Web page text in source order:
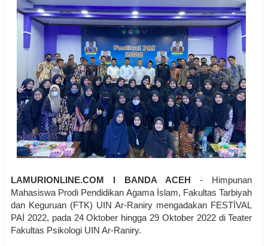
LAMURIONLINE.COM I BANDA ACEH- Himpunan
Mahasiswa Prodi Pendidikan Agama İslam, Fakultas Tarbiyah
dan Keguruan (FTK) UIN Ar-Raniry mengadakan FESTİVAL
PAİ 2022, pada 24 Oktober hingga 29 Oktober 2022 di Teater
Fakultas Psikologi UIN Ar-Raniry.